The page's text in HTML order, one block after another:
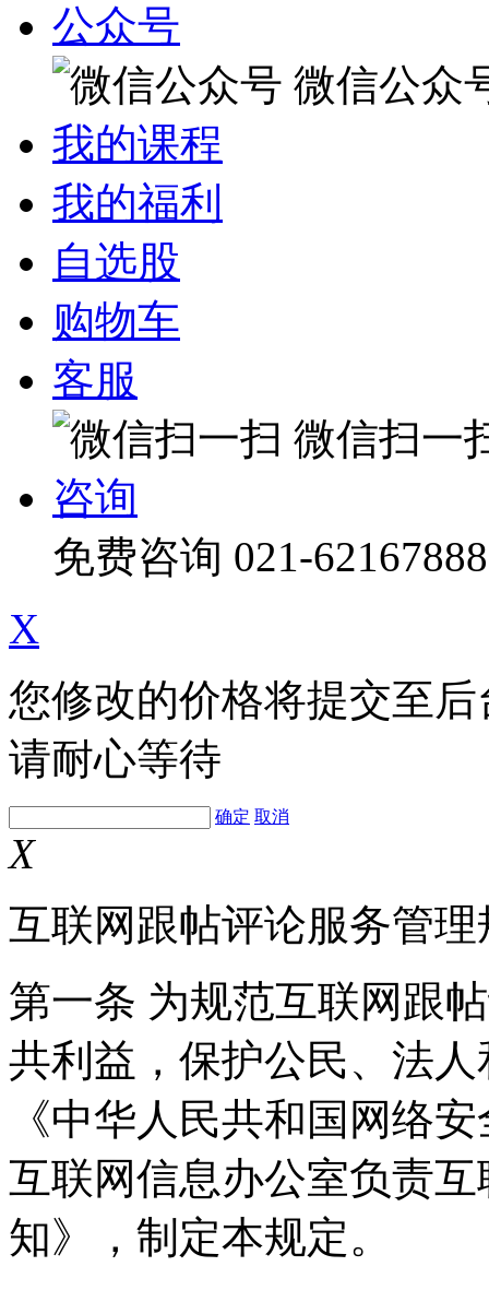
公众号
微信公众
我的课程
我的福利
自选股
购物车
客服
微信扫一
咨询
免费咨询 021-62167888
X
您修改的价格将提交至
请耐心等待
确定 取消
X
互联网跟帖评论服务管理
第一条 为规范互联网跟
共利益，保护公民、法
《中华人民共和国网络
互联网信息办公室负责
知》，制定本规定。